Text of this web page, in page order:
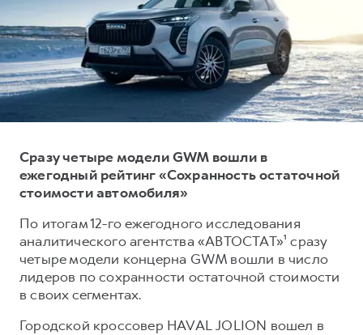
DARGO
от 3 199 000 ₽
DARGO X
от 3 499 000 ₽
F7
POER
Тест-драйв
Трейд-ин
Страхование
Кредит
КОРПОРАТИВНЫМ КЛИЕНТАМ
Для малого бизнеса
Корпоративным клиентам
СЕРВИСНОЕ ОБСЛУЖИВАНИЕ
Нулевое ТО
Программа «Помощь на дороге»
Регламенты технического обслуживания
ПОДДЕРЖКА
Гарантия HAVAL
Мобильное приложение GWM
Программа «HAVAL Защита+»
О дилере
Наша команда
Контакты
Сразу четыре модели GWM вошли в
ежегодный рейтинг «Сохранность остаточной
стоимости автомобиля»
По итогам 12-го ежегодного исследования
аналитического агентства «АВТОСТАТ»¹ сразу
четыре модели концерна GWM вошли в число
лидеров по сохранности остаточной стоимости
в своих сегментах.
Городской кроссовер HAVAL JOLION вошел в